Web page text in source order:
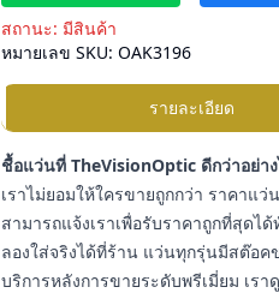
สถานะ: มีสินค้า
หมายเลข SKU: OAK3196
รายละเอียด
ชื้อแว่นที่ TheVisionOptic ดีกว่าอย่า
เราไม่ยอมให้ใครขายถูกกว่า ราคาแ
สามารถแจ้งเราเพื่อรับราคาถูกที่สุดไ
ลองใส่จริงได้ที่ร้าน แว่นทุกรุ่นมีสต๊อค
บริการหลังการขายระดับพรีเมี่ยม เร